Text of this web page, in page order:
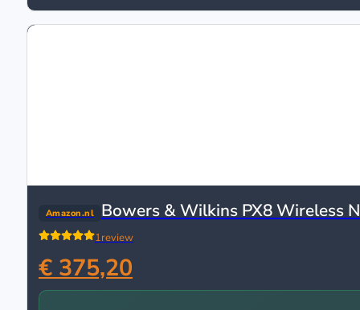
Amazon.nl Bowers & Wilkins PX8 Wireless
1review
€ 375,20